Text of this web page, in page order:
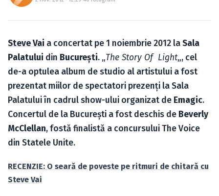
Caută în site...
Steve Vai a concertat pe 1 noiembrie 2012 laSala
Palatului din Bucureşti. „The Story Of Light„, cel
de-a optulea album de studio al artistului a fost
prezentat miilor de spectatori prezenţi la Sala
Palatului în cadrul show-ului organizat de Emagic.
Concertul de la Bucureşti a fost deschis de Beverly
McClellan, fostă finalistă a concursului The Voice
din Statele Unite.
RECENZIE: O seară de poveste pe ritmuri de chitară cu
Steve Vai